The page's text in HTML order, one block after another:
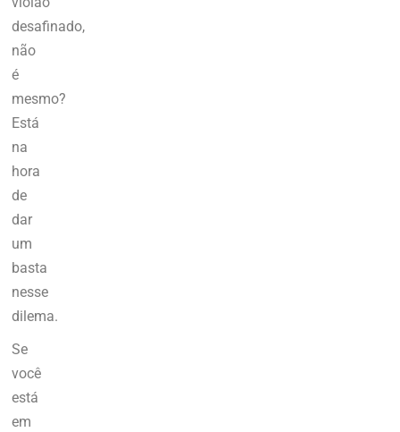
desafinado,
não
é
mesmo?
Está
na
hora
de
dar
um
basta
nesse
dilema.
Se
você
está
em